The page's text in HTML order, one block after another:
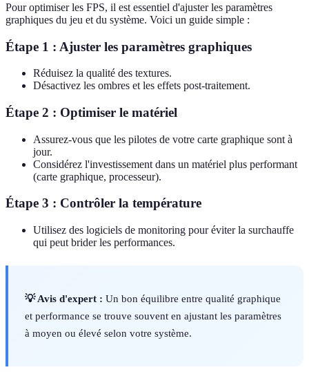
Pour optimiser les FPS, il est essentiel d'ajuster les paramètres
graphiques du jeu et du système. Voici un guide simple :
Étape 1 : Ajuster les paramètres graphiques
Réduisez la qualité des textures.
Désactivez les ombres et les effets post-traitement.
Étape 2 : Optimiser le matériel
Assurez-vous que les pilotes de votre carte graphique sont à
jour.
Considérez l'investissement dans un matériel plus performant
(carte graphique, processeur).
Étape 3 : Contrôler la température
Utilisez des logiciels de monitoring pour éviter la surchauffe
qui peut brider les performances.
💡 Avis d'expert : Un bon équilibre entre qualité graphique
et performance se trouve souvent en ajustant les paramètres
à moyen ou élevé selon votre système.